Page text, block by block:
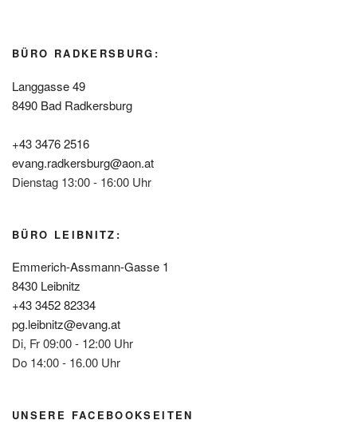
BÜRO RADKERSBURG:
Langgasse 49
8490 Bad Radkersburg
+43 3476 2516
evang.radkersburg@aon.at
Dienstag 13:00 - 16:00 Uhr
BÜRO LEIBNITZ:
Emmerich-Assmann-Gasse 1
8430 Leibnitz
+43 3452 82334
pg.leibnitz@evang.at
Di, Fr 09:00 - 12:00 Uhr
Do 14:00 - 16.00 Uhr
UNSERE FACEBOOKSEITEN